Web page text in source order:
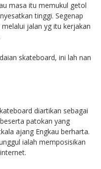
masa itu memukul getol
tinggi. Segenap
jalan yg itu kerjakan
skateboard, ini lah nan
diartikan sebagai
patokan yang
ajang Engkau berharta.
ialah memposisikan